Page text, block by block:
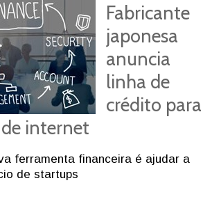
Fabricante
japonesa
anuncia
linha de
crédito para
internet
ferramenta financeira é ajudar a
de startups